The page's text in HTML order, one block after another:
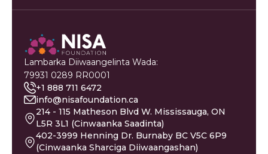
Lambarka Diiwaangelinta Wada:
79931 0289 RR0001
+1 888 711 6472
info@nisafoundation.ca
214 - 115 Matheson Blvd W. Mississauga, ON
L5R 3L1 (Cinwaanka Saadinta)
402-3999 Henning Dr. Burnaby BC V5C 6P9
(Cinwaanka Sharciga Diiwaangashan)